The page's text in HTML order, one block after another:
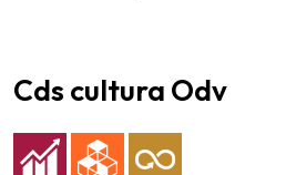
Cds cultura Odv